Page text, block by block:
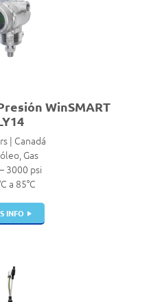
WinSMART
| Canadá
Gas
3000 psi
a 85°C
INFO